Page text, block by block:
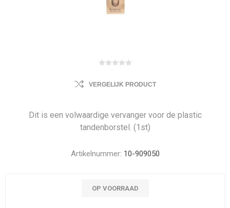
VERGELIJK PRODUCT
Dit is een volwaardige vervanger voor de plastic
tandenborstel. (1st)
Artikelnummer: 10-909050
OP VOORRAAD